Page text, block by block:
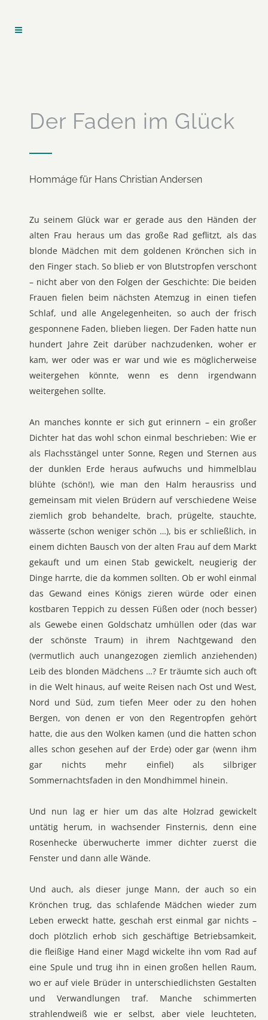
Der Faden im Glück
Hommáge für Hans Christian Andersen
Zu seinem Glück war er gerade aus den Händen der
alten Frau heraus um das große Rad geflitzt, als das
blonde Mädchen mit dem goldenen Krönchen sich in
den Finger stach. So blieb er von Blutstropfen verschont
– nicht aber von den Folgen der Geschichte: Die beiden
Frauen fielen beim nächsten Atemzug in einen tiefen
Schlaf, und alle Angelegenheiten, so auch der frisch
gesponnene Faden, blieben liegen. Der Faden hatte nun
hundert Jahre Zeit darüber nachzudenken, woher er
kam, wer oder was er war und wie es möglicherweise
weitergehen könnte, wenn es denn irgendwann
weitergehen sollte.
An manches konnte er sich gut erinnern – ein großer
Dichter hat das wohl schon einmal beschrieben: Wie er
als Flachsstängel unter Sonne, Regen und Sternen aus
der dunklen Erde heraus aufwuchs und himmelblau
blühte (schön!), wie man den Halm herausriss und
gemeinsam mit vielen Brüdern auf verschiedene Weise
ziemlich grob behandelte, brach, prügelte, stauchte,
wässerte (schon weniger schön …), bis er schließlich, in
einem dichten Bausch von der alten Frau auf dem Markt
gekauft und um einen Stab gewickelt, neugierig der
Dinge harrte, die da kommen sollten. Ob er wohl einmal
das Gewand eines Königs zieren würde oder einen
kostbaren Teppich zu dessen Füßen oder (noch besser)
als Gewebe einen Goldschatz umhüllen oder (das war
der schönste Traum) in ihrem Nachtgewand den
(vermutlich auch unangezogen ziemlich anziehenden)
Leib des blonden Mädchens …? Er träumte sich auch oft
in die Welt hinaus, auf weite Reisen nach Ost und West,
Nord und Süd, zum tiefen Meer oder zu den hohen
Bergen, von denen er von den Regentropfen gehört
hatte, die aus den Wolken kamen (und die hatten schon
alles schon gesehen auf der Erde) oder gar (wenn ihm
gar nichts mehr einfiel) als silbriger
Sommernachtsfaden in den Mondhimmel hinein.
Und nun lag er hier um das alte Holzrad gewickelt
untätig herum, in wachsender Finsternis, denn eine
Rosenhecke überwucherte immer dichter zuerst die
Fenster und dann alle Wände.
Und auch, als dieser junge Mann, der auch so ein
Krönchen trug, das schlafende Mädchen wieder zum
Leben erweckt hatte, geschah erst einmal gar nichts –
doch plötzlich erhob sich geschäftige Betriebsamkeit,
die fleißige Hand einer Magd wickelte ihn vom Rad auf
eine Spule und trug ihn in einen großen hellen Raum,
wo er auf viele Brüder in unterschiedlichsten Gestalten
und Verwandlungen traf. Manche schimmerten
strahlendweiß wie er selbst, aber viele leuchteten,